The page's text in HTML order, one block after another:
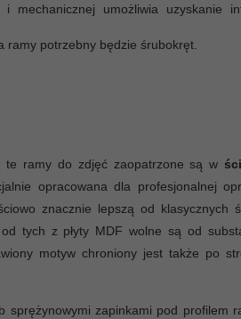
mechanicznej umożliwia uzyskanie
ramy potrzebny będzie śrubokręt.
te ramy do zdjęć zaopatrzone są w
opracowana dla profesjonalnej
znacznie lepszą od klasycznych
tych z płyty MDF wolne są od
motyw chroniony jest także po
sprężynowymi zapinkami pod profilem